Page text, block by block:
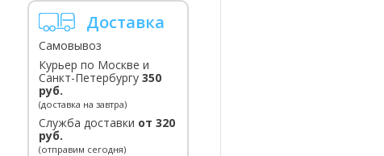
Доставка
Самовывоз
Курьер по Москве и
Санкт-Петербургу 350
руб.
(доставка на завтра)
Служба доставки от 320
руб.
(отправим сегодня)